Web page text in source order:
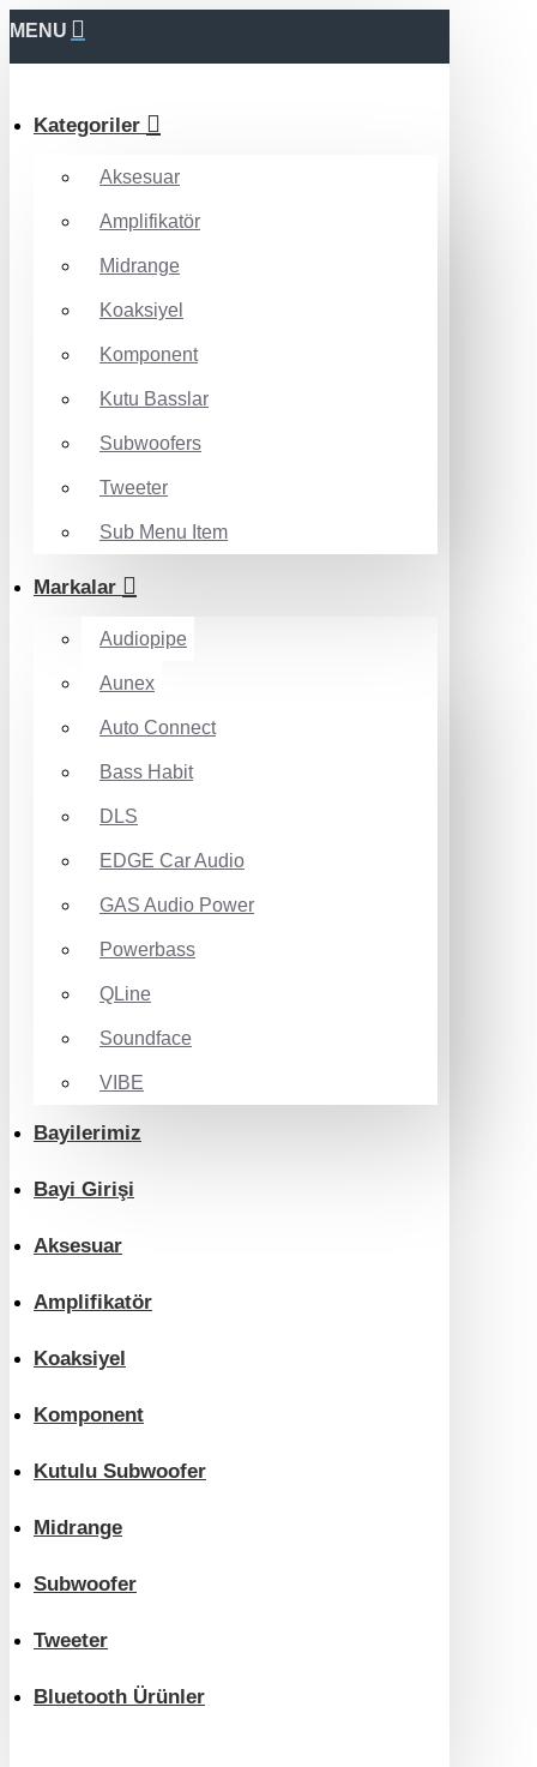
MENU
Kategoriler
Aksesuar
Amplifikatör
Midrange
Koaksiyel
Komponent
Kutu Basslar
Subwoofers
Tweeter
Sub Menu Item
Markalar
Audiopipe
Aunex
Auto Connect
Bass Habit
DLS
EDGE Car Audio
GAS Audio Power
Powerbass
QLine
Soundface
VIBE
Bayilerimiz
Bayi Girişi
Aksesuar
Amplifikatör
Koaksiyel
Komponent
Kutulu Subwoofer
Midrange
Subwoofer
Tweeter
Bluetooth Ürünler